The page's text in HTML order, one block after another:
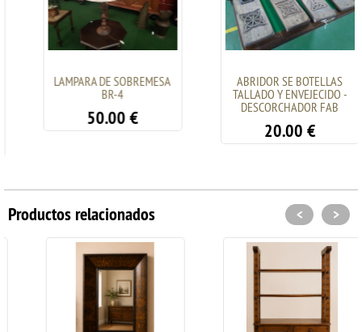
LAMPARA DE SOBREMESA
BR-4
50.00€
ABRIDOR SE BOTELLAS
TALLADO Y ENVEJECIDO -
DESCORCHADOR FAB
20.00€
Productos relacionados < >